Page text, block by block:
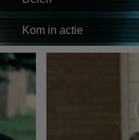
Kom in actie